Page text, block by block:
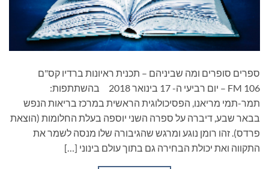
ספרים סופרים ומה שביניהם – תכנית ראיונות ברדיו קס"ם
106 FM – יום רביעי ה- 17 בינואר 2018 בהשתתפות:
תמר-תמי מריאנו, הפסיכולוגית הראשית במרכז בריאות הנפש
בבאר שבע, דיברה על ספרה השני יוספה בעלת החלומות (הוצאת
פרדס). זהו רומן נוגע ומרגש שהגיבורה שלו מנסה לשמר את
התקווה ואת יכולת הבחירה גם בתוך עולם בינוני […]